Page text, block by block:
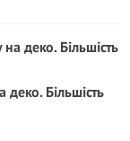
Більшість